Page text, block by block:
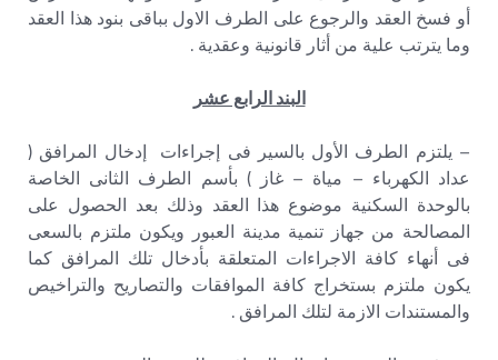
أو فسخ العقد والرجوع على الطرف الاول بباقى بنود هذا العقد
وما يترتب علية من أثار قانونية وعقدية .
البند الرابع عشر
– يلتزم الطرف الأول بالسير فى إجراءات إدخال المرافق (
عداد الكهرباء – مياة – غاز ) بأسم الطرف الثانى الخاصة
بالوحدة السكنية موضوع هذا العقد وذلك بعد الحصول على
المصالحة من جهاز تنمية مدينة العبور ويكون ملتزم بالسعى
فى أنهاء كافة الاجراءات المتعلقة بأدخال تلك المرافق كما
يكون ملتزم بستخراج كافة الموافقات والتصاريح والتراخيص
والمستندات الازمة لتلك المرافق .